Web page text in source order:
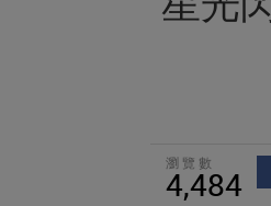
瀏覽數
4,484